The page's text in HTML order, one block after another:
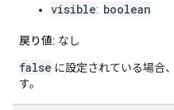
visible: boolean
戻り値: なし
false に設定されている場合
す。